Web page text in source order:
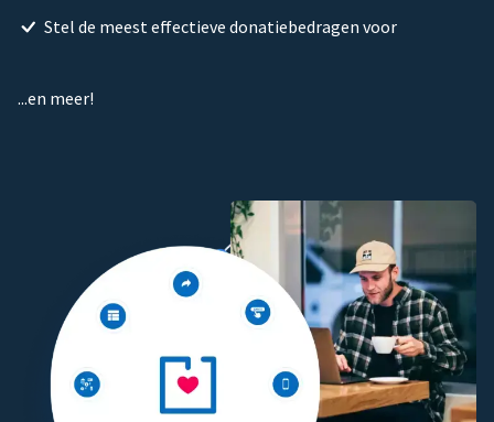
Stel de meest effectieve donatiebedragen voor
...en meer!